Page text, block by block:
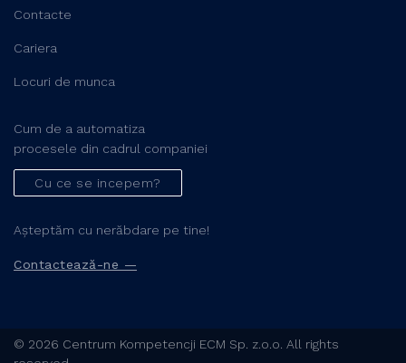
Contacte
Cariera
Locuri de munca
Cum de a automatiza
procesele din cadrul companiei
Cu ce se incepem?
Așteptăm cu nerăbdare pe tine!
Contactează-ne —
© 2026 Centrum Kompetencji ECM Sp. z.o.o. All rights